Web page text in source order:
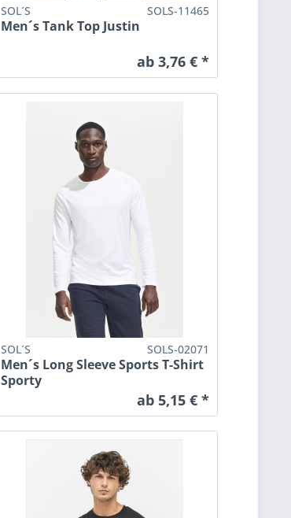
SOL´S SOLS-11465
Men´s Tank Top Justin
ab 3,76 € *
SOL´S SOLS-02071
Men´s Long Sleeve Sports T-Shirt
Sporty
ab 5,15 € *